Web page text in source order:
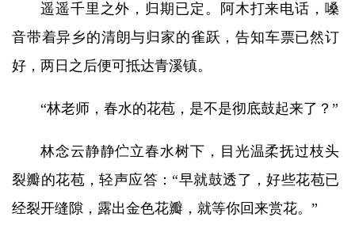
遥遥千里之外，归期已定。阿木打来电话，嗓
音带着异乡的清朗与归家的雀跃，告知车票已然订
好，两日之后便可抵达青溪镇。
“林老师，春水的花苞，是不是彻底鼓起来了？”
林念云静静伫立春水树下，目光温柔抚过枝头
裂瓣的花苞，轻声应答：“早就鼓透了，好些花苞已
经裂开缝隙，露出金色花瓣，就等你回来赏花。”